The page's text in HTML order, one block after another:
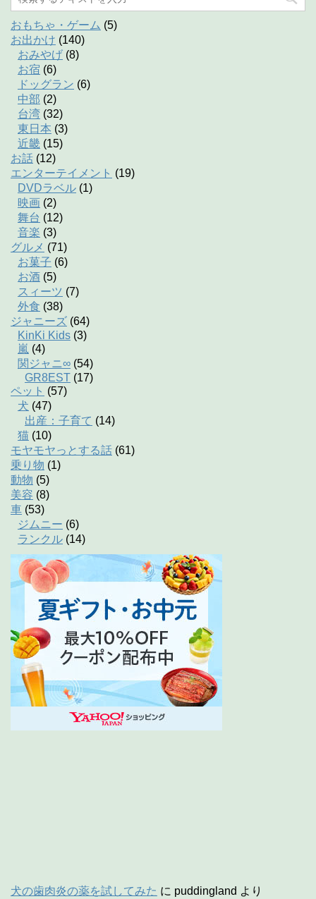
おもちゃ・ゲーム (5)
お出かけ (140)
おみやげ (8)
お宿 (6)
ドッグラン (6)
中部 (2)
台湾 (32)
東日本 (3)
近畿 (15)
お話 (12)
エンターテイメント (19)
DVDラベル (1)
映画 (2)
舞台 (12)
音楽 (3)
グルメ (71)
お菓子 (6)
お酒 (5)
スィーツ (7)
外食 (38)
ジャニーズ (64)
KinKi Kids (3)
嵐 (4)
関ジャニ∞ (54)
GR8EST (17)
ペット (57)
犬 (47)
出産：子育て (14)
猫 (10)
モヤモヤっとする話 (61)
乗り物 (1)
動物 (5)
美容 (8)
車 (53)
ジムニー (6)
ランクル (14)
犬の歯肉炎の薬を試してみた に puddingland より